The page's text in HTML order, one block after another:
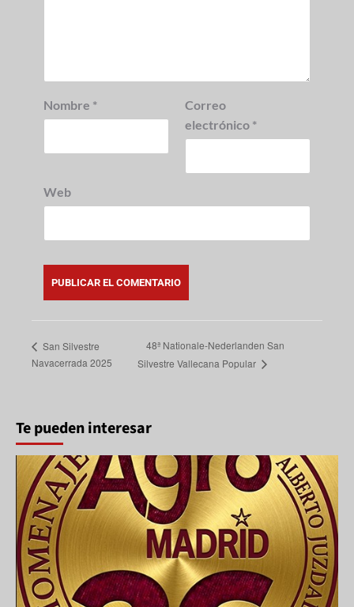
Nombre *
Correo
electrónico *
Web
San Silvestre
Navacerrada 2025
48ª Nationale-Nederlanden San
Silvestre Vallecana Popular
Te pueden interesar